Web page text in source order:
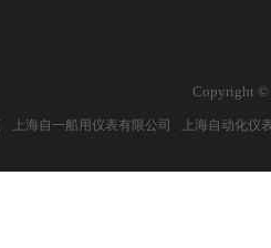
Copyright ©
上海自一船用仪表有限公司 上海自动化仪